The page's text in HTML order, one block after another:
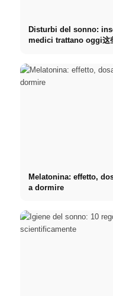
Disturbi del sonno:
medici trattano oggi这
Melatonina: effetto,
a dormire